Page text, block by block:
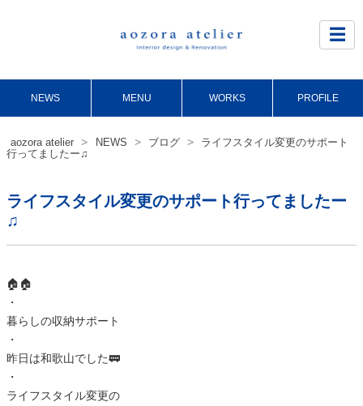
☰
NEWS MENU WORKS PROFILE
aozora atelier > NEWS > ブログ >
ライフスタイル変更のサポート
行ってましたー♫
ライフスタイル変更のサポート行ってましたー
♫
🏠🏠
・
暮らしの収納サポート
・
昨日は和歌山でした🚃
・
ライフスタイル変更の